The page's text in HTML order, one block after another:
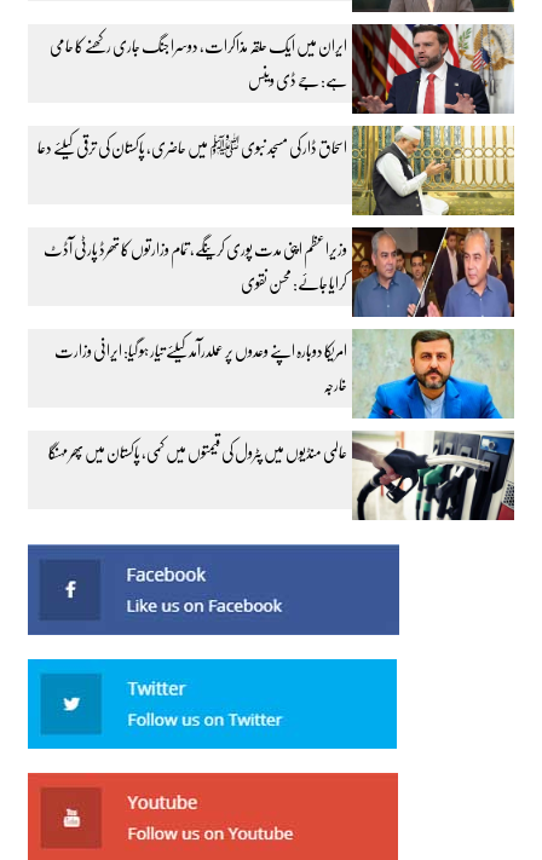
ایران میں ایک حلقہ مذاکرات، دوسرا جنگ جاری رکھنے کا حامی
ہے: جے ڈی وینس
اسحاق ڈار کی مسجد نبوی ﷺ میں حاضری، پاکستان کی ترقی کیلئے دعا
وزیراعظم اپنی مدت پوری کرینگے، تمام وزارتوں کا تھرڈ پارٹی آڈٹ
کرایا جائے: محسن نقوی
امریکا دوبارہ اپنے وعدوں پر عملدرآمد کیلئے تیار ہو گیا: ایرانی وزارت
خارجہ
عالمی منڈیوں میں پٹرول کی قیمتوں میں کمی، پاکستان میں پھر مہنگا